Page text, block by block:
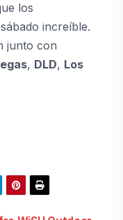
los
increíble.
junto con
, DLD, Los